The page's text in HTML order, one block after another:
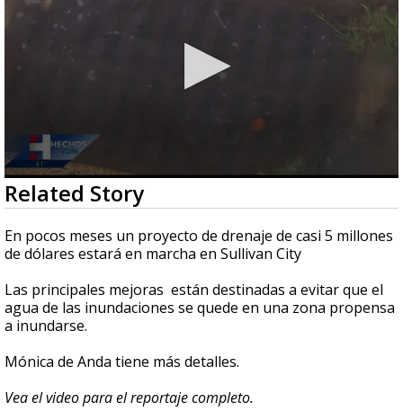
0
seconds
of
2
minutes,
8
Related Story
En pocos meses un proyecto de drenaje de casi 5 millones
de dólares estará en marcha en Sullivan City
Las principales mejoras están destinadas a evitar que el
agua de las inundaciones se quede en una zona propensa
a inundarse.
Mónica de Anda tiene más detalles.
Vea el video para el reportaje completo.